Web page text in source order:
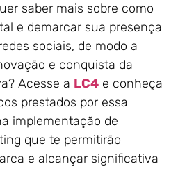
saber mais sobre como
e demarcar sua presença
sociais, de modo a
e conquista da
Acesse a LC4 e conheça
prestados por essa
implementação de
que te permitirão
e alcançar significativa